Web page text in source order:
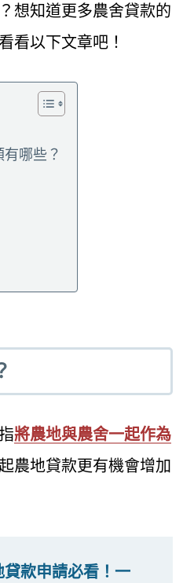
想知道更多農舍貸款的
看以下文章吧！
哪些？
將農地與農舍一起作為
農地貸款更有機會增加
貸款申請必看！一